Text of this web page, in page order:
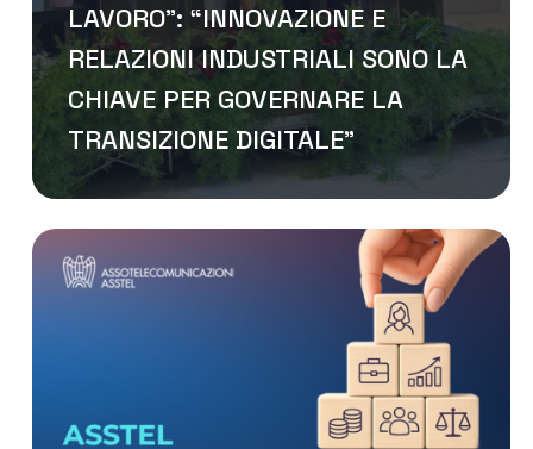
LAVORO”: “INNOVAZIONE E
RELAZIONI INDUSTRIALI SONO LA
CHIAVE PER GOVERNARE LA
TRANSIZIONE DIGITALE”